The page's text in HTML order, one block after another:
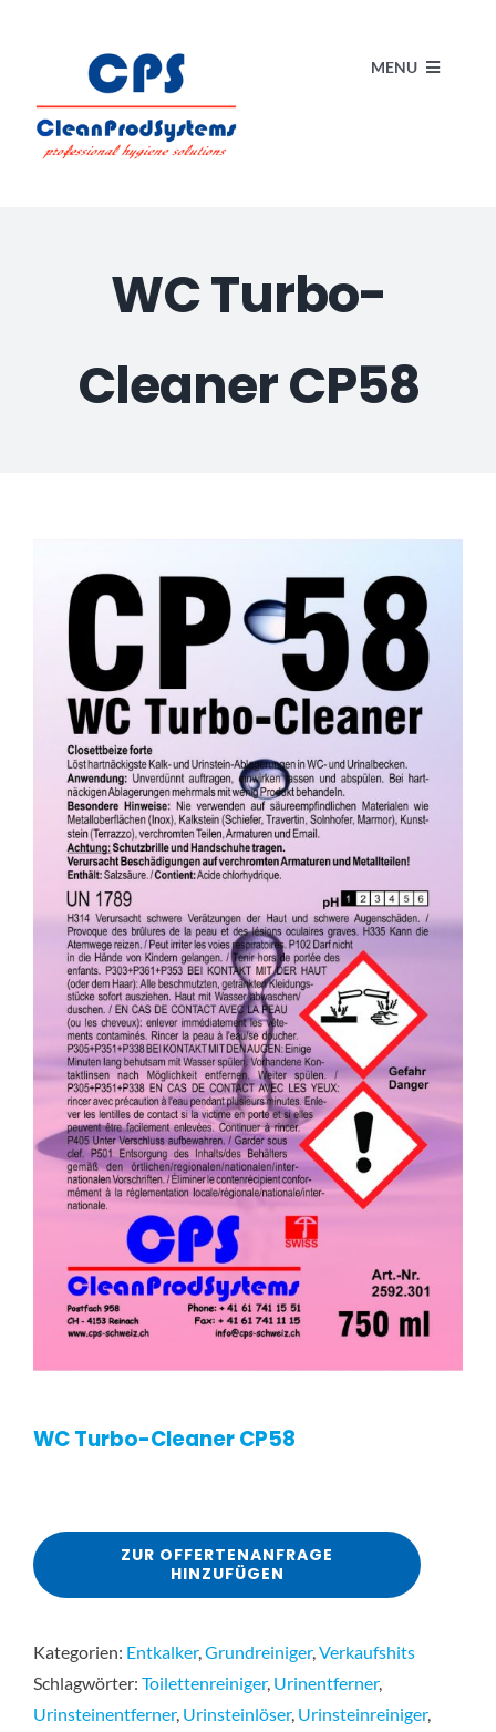
MENU
Produkte
Über uns
WC Turbo-
Cleaner CP58
WC Turbo-Cleaner CP58
ZUR OFFERTENANFRAGE
HINZUFÜGEN
Kategorien: Entkalker,Grundreiniger,Verkaufshits
Schlagwörter: Toilettenreiniger, Urinentferner,
Urinsteinentferner, Urinsteinlöser, Urinsteinreiniger,